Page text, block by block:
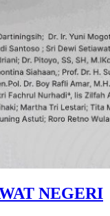
NEGERI